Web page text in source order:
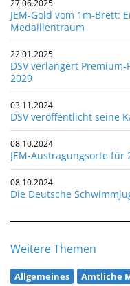
27.06.2025
JEM-Gold vom 1m-Brett:
Medaillentraum
22.01.2025
DSV verlängert
2029
03.11.2024
DSV veröffentlicht seine
08.10.2024
JEM-Austragungsorte für
08.10.2024
Die Deutsche
Weitere Themen
Allgemeines Amtliche